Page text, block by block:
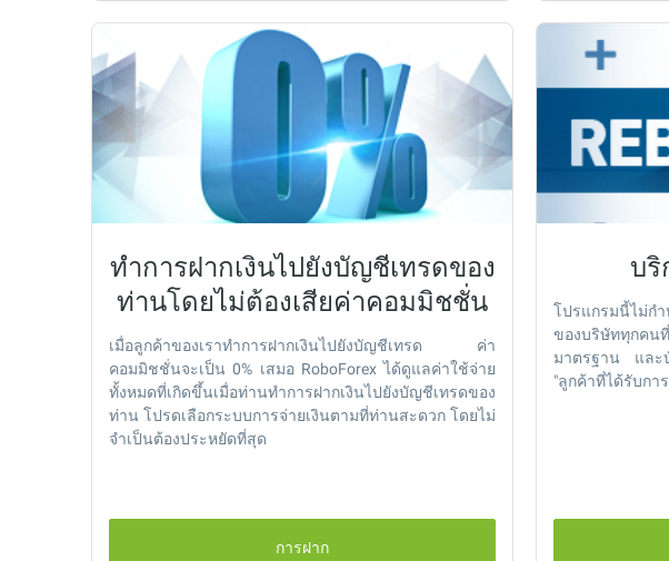
ทำการฝากเงินไปยังบัญชีเทรดของ
ท่านโดยไม่ต้องเสียค่าคอมมิชชั่น
เมื่อลูกค้าของเราทำการฝากเงินไปยังบัญชีเทรด ค่า
คอมมิชชั่นจะเป็น 0% เสมอ RoboForex ได้ดูแลค่าใช้จ่าย
ทั้งหมดที่เกิดขึ้นเมื่อท่านทำการฝากเงินไปยังบัญชีเทรดของ
ท่าน โปรดเลือกระบบการจ่ายเงินตามที่ท่านสะดวก โดยไม่
จำเป็นต้องประหยัดที่สุด
การฝาก
บริ
โปรแกรมนี้ไม่ก
ของบริษัททุก
มาตรฐาน และ
"ลูกค้าที่ได้รับกา